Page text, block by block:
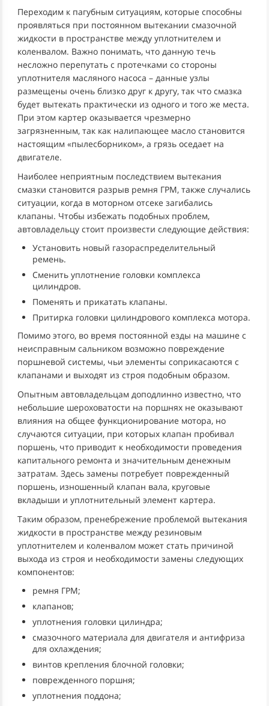
Переходим к пагубным ситуациям, которые способны
проявляться при постоянном вытекании смазочной
жидкости в пространстве между уплотнителем и
коленвалом. Важно понимать, что данную течь
несложно перепутать с протечками со стороны
уплотнителя масляного насоса – данные узлы
размещены очень близко друг к другу, так что смазка
будет вытекать практически из одного и того же места.
При этом картер оказывается чрезмерно
загрязненным, так как налипающее масло становится
настоящим «пылесборником», а грязь оседает на
двигателе.
Наиболее неприятным последствием вытекания
смазки становится разрыв ремня ГРМ, также случались
ситуации, когда в моторном отсеке загибались
клапаны. Чтобы избежать подобных проблем,
автовладельцу стоит произвести следующие действия:
Установить новый газораспределительный
ремень.
Сменить уплотнение головки комплекса
цилиндров.
Поменять и прикатать клапаны.
Притирка головки цилиндрового комплекса мотора.
Помимо этого, во время постоянной езды на машине с
неисправным сальником возможно повреждение
поршневой системы, чьи элементы соприкасаются с
клапанами и выходят из строя подобным образом.
Опытным автовладельцам доподлинно известно, что
небольшие шероховатости на поршнях не оказывают
влияния на общее функционирование мотора, но
случаются ситуации, при которых клапан пробивал
поршень, что приводит к необходимости проведения
капитального ремонта и значительным денежным
затратам. Здесь замены потребует поврежденный
поршень, изношенный клапан вала, круговые
вкладыши и уплотнительный элемент картера.
Таким образом, пренебрежение проблемой вытекания
жидкости в пространстве между резиновым
уплотнителем и коленвалом может стать причиной
выхода из строя и необходимости замены следующих
компонентов:
ремня ГРМ;
клапанов;
уплотнения головки цилиндра;
смазочного материала для двигателя и антифриза
для охлаждения;
винтов крепления блочной головки;
поврежденного поршня;
уплотнения поддона;